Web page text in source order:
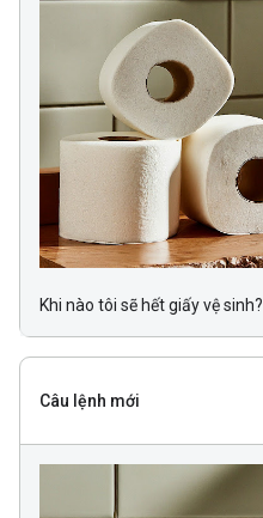
Khi nào tôi sẽ hết giấy vệ sinh?
Câu lệnh mới